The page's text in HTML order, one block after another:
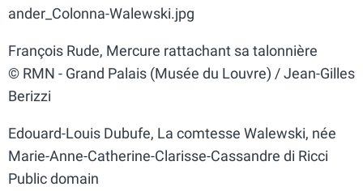
ander_Colonna-Walewski.jpg
François Rude, Mercure rattachant sa talonnière
© RMN - Grand Palais (Musée du Louvre) / Jean-Gilles
Berizzi
Edouard-Louis Dubufe, La comtesse Walewski, née
Marie-Anne-Catherine-Clarisse-Cassandre di Ricci
Public domain